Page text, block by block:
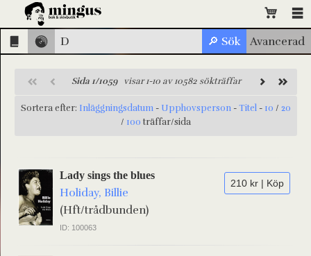
Sida 1/1059visar 1-10 av 10582 sökträffar
Sortera efter: Inläggningsdatum - Upphovsperson -Titel - 10 / 20
/ 100 träffar/sida
210 kr | Köp
Lady sings the blues
Holiday, Billie
(Hft/trådbunden)
ID: 100063